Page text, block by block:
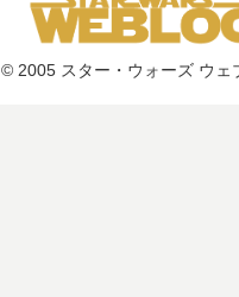
© 2005 スター・ウォーズ ウェ